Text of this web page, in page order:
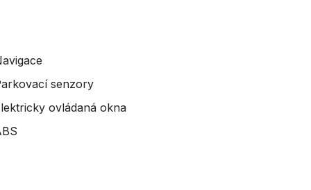
senzory
ovládaná okna